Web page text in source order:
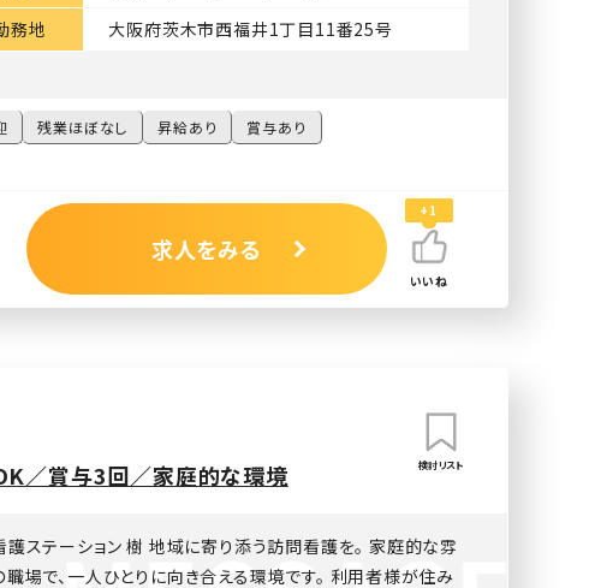
残業ほぼなし 昇給あり
賞与あり
務地
大阪府茨木市西福井1丁目11番25号
求人をみる
+1
いいね
OK／賞与3回／家庭的な環境 検討リスト
護ステーション 樹 地域に寄り添う訪問看護を。 家庭的な雰
場で、一人ひとりに向き合える環境です。 利用者様が住み